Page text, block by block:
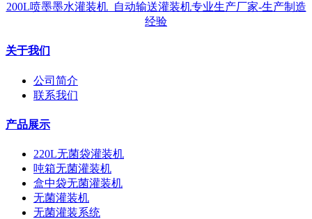
200L喷墨墨水灌装机_自动输送灌装机专业生产厂家-生产制造
经验
关于我们
公司简介
联系我们
产品展示
220L无菌袋灌装机
吨箱无菌灌装机
盒中袋无菌灌装机
无菌灌装机
无菌灌装系统